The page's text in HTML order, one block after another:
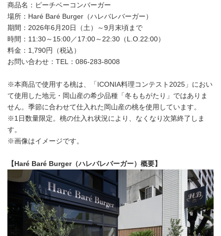
商品名：ピーチベーコンバーガー
場所：Haré Baré Burger（ハレバレバーガー）
期間：2026年6月20日（土）～9月末頃まで
時間：11:30～15:00／17:00～22:30（L.O.22:00）
料金：1,790円（税込）
お問い合わせ：TEL：086-283-8008
※本商品で使用する桃は、「ICONIA料理コンテスト2025」におい
て使用した地元・岡山産の希少品種「冬ももがたり」ではありま
せん。季節に合わせて仕入れた岡山産の桃を使用しています。
※1日数量限定。桃の仕入れ状況により、なくなり次第終了しま
す。
※画像はイメージです。
【 Haré Baré Burger（ハレバレバーガー）概要】